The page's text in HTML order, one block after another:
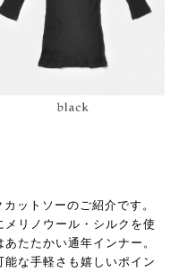
ットソーのご紹介です。
リノウール・シルクを使
たたかい通年インナー。
な手軽さも嬉しいポイン